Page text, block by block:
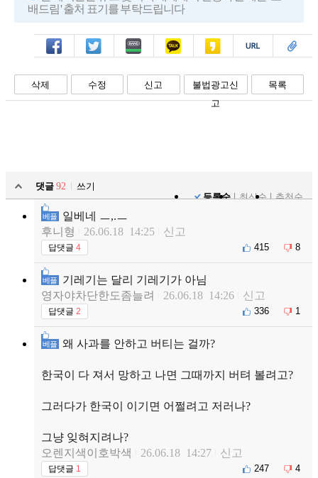
배드림' 출처 표기를 부탁드립니다
페북 트윗 밴드 카톡 카스 복사 스크랩
삭제 수정 신고
불법광고신
고
목록
댓글 92
쓰기
등록순
최신순 추천순
베플
일베네 ㅡ,.ㅡ
후니형
26.06.18 14:25 신고
답댓글 4 415 8
베플
기레기는 달리 기레기가 아님
영자야차단한도좀늘려
26.06.18 14:26 신고
답댓글 2 336 1
베플 왜 사과를 안하고 버티는 걸까?
한국이 다 져서 망하고 나면 그때까지 버텨 볼려고?
그러다가 한국이 이기면 어쩔려고 저러나?
그냥 잊혀지려나?
오렌지색이호박색
26.06.18 14:27 신고
답댓글 1 247 4